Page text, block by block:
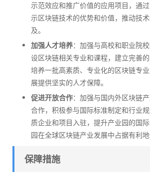
示范效应和推广价值的应用项目，通
示区块链技术的优势和价值，推动技
及。
加强人才培养：加强与高校和职业院
设区块链相关专业和课程，建立完善的
培养一批高素质、专业化的区块链专
展提供坚实的人才保障。
促进开放合作：加强与国内外区块链
合作，积极参与国际标准制定和行业
质企业和项目入驻，提升产业园的国
园在全球区块链产业发展中占据有利地
保障措施